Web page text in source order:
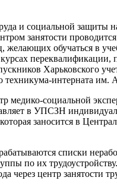
и социальной защиты
занятости
желающих обучаться в
переквалификации,
Харьковского
техникума-интерната им.
медико-социальной
в УПСЗН
заносится в
списки
по их
через центр занятости